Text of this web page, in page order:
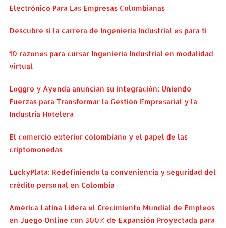
Electrónico Para Las Empresas Colombianas
Descubre si la carrera de Ingeniería Industrial es para ti
10 razones para cursar Ingeniería Industrial en modalidad
virtual
Loggro y Ayenda anuncian su integración: Uniendo
Fuerzas para Transformar la Gestión Empresarial y la
Industria Hotelera
El comercio exterior colombiano y el papel de las
criptomonedas
LuckyPlata: Redefiniendo la conveniencia y seguridad del
crédito personal en Colombia
América Latina Lidera el Crecimiento Mundial de Empleos
en Juego Online con 300% de Expansión Proyectada para